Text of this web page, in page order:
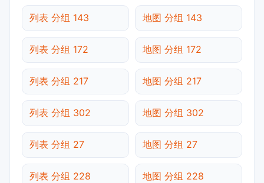
列表 分组 143 地图 分组 143
列表 分组 172 地图 分组 172
列表 分组 217 地图 分组 217
列表 分组 302 地图 分组 302
列表 分组 27 地图 分组 27
列表 分组 228 地图 分组 228